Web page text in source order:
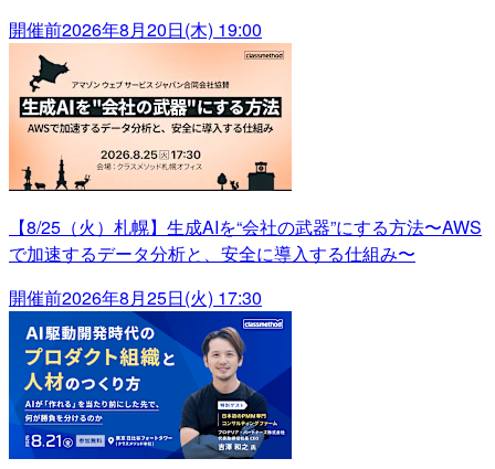
開催前2026年8月20日(木) 19:00
【8/25（火）札幌】生成AIを“会社の武器”にする方法〜AWS
で加速するデータ分析と、安全に導入する仕組み〜
開催前2026年8月25日(火) 17:30